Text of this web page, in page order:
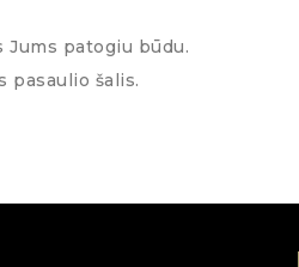
Jums patogiu būdu.
pasaulio šalis.